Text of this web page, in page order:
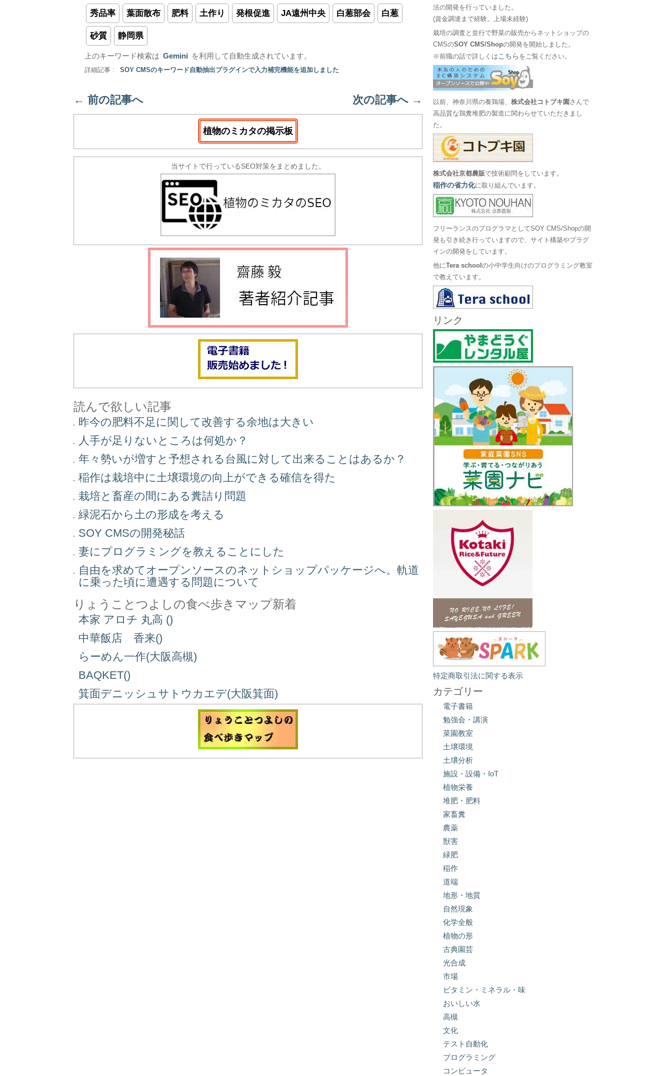
秀品率 葉面散布 肥料 土作り 発根促進 JA遠州中央 白葱部会 白葱
砂質 静岡県
上のキーワード検索は Gemini を利用して自動生成されています。
詳細記事 : SOY CMSのキーワード自動抽出プラグインで入力補完機能を追加しました
← 前の記事へ 次の記事へ →
植物のミカタの掲示板
当サイトで行っているSEO対策をまとめました。
読んで欲しい記事
昨今の肥料不足に関して改善する余地は大きい
人手が足りないところは何処か？
年々勢いが増すと予想される台風に対して出来ることはあるか？
稲作は栽培中に土壌環境の向上ができる確信を得た
栽培と畜産の間にある糞詰り問題
緑泥石から土の形成を考える
SOY CMSの開発秘話
妻にプログラミングを教えることにした
自由を求めてオープンソースのネットショップパッケージへ。軌道
に乗った頃に遭遇する問題について
りょうことつよしの食べ歩きマップ新着
本家 アロチ 丸高 ()
中華飯店 香来()
らーめん一作(大阪高槻)
BAQKET()
箕面デニッシュサトウカエデ(大阪箕面)
法の開発を行っていました。
(資金調達まで経験。上場未経験)
栽培の調査と並行で野菜の販売からネットショップの
CMSのSOY CMS/Shopの開発を開始しました。
※前職の話で詳しくは こちら をご覧ください。
以前、神奈川県の養鶏場、株式会社コトブキ園 さんで
高品質な鶏糞堆肥の製造に関わらせていただきまし
た。
株式会社京都農販で技術顧問をしています。
稲作の省力化に取り組んでいます。
フリーランスのプログラマとしてSOY CMS/Shopの開
発も引き続き行っていますので、サイト構築やプラグ
インの開発をしています。
他にTera schoolの小中学生向けのプログラミング教室
で教えています。
リンク
特定商取引法に関する表示
カテゴリー
電子書籍
勉強会・講演
菜園教室
土壌環境
土壌分析
施設・設備・IoT
植物栄養
堆肥・肥料
家畜糞
農薬
獣害
緑肥
稲作
道端
地形・地質
自然現象
化学全般
植物の形
古典園芸
光合成
市場
ビタミン・ミネラル・味
おいしい水
高槻
文化
テスト自動化
プログラミング
コンピュータ